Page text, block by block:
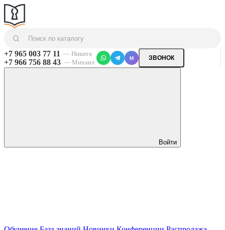
+7 965 003 77 11 — Никита
+7 966 756 88 43 — Михаил
M ЗВОНОК
Войти